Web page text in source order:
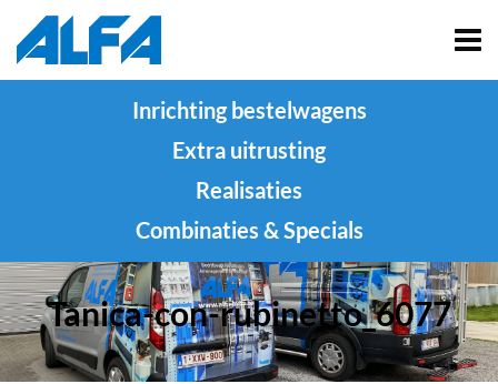
Inrichting bestelwagens
Extra uitrusting
Realisaties
Combinaties & Specials
Tanica-con-rubinetto_6077